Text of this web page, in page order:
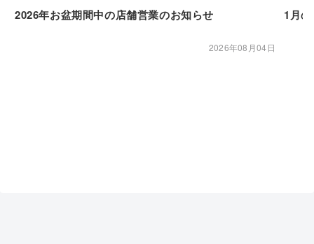
2026年お盆期間中の店舗営業のお知らせ
2026年08月04日
1月